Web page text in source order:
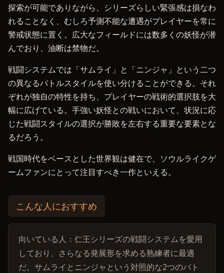
探索が可能でありながら、シリーズらしい緊張感は損なわ
れることなく、むしろ予測不能な遭遇がプレイヤーを常に
警戒状態に置く。広大なフィールドには数多くの妖怪が潜
んでおり、油断は禁物だ。
戦闘システムでは「サムライ」と「ニンジャ」という二つ
の異なるバトルスタイルを使い分けることができる。それ
ぞれが独自の特性を持ち、プレイヤーの戦術的選択肢を大
幅に広げている。手強い妖怪との戦いにおいて、状況に応
じた戦闘スタイルの選択が勝敗を左右する重要な要素とな
るだろう。
戦国時代をベースとした世界観は健在で、ソウルライクゲ
ームファンにとって注目すべき一作といえる。
こんな人におすすめ
向いている人：仁王シリーズの戦闘システムを愛用
しており、さらなる発展形を求める熟練者に最適
だ。サムライとニンジャという対照的な2つのバト